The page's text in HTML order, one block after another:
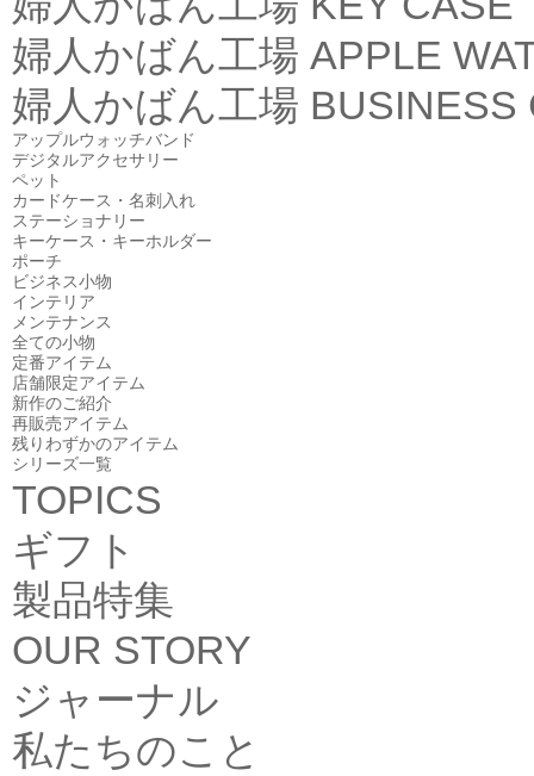
婦人かばん工場 APPLE
婦人かばん工場 BUSINESS
アップルウォッチバンド
デジタルアクセサリー
ペット
カードケース・名刺入れ
ステーショナリー
キーケース・キーホルダー
ポーチ
ビジネス小物
インテリア
メンテナンス
全ての小物
定番アイテム
店舗限定アイテム
新作のご紹介
再販売アイテム
残りわずかのアイテム
シリーズ一覧
TOPICS
ギフト
製品特集
OUR STORY
ジャーナル
私たちのこと